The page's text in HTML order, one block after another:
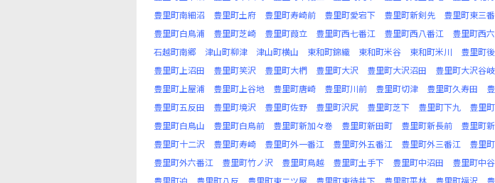
豊里町南細沼
豊里町土府 豊里町寿崎前 豊里町愛宕下 豊里町新剣先 豊里町東三
豊里町白鳥浦
豊里町芝崎 豊里町葭立 豊里町西七番江 豊里町西八番江 豊里町西
石越町南郷
津山町柳津 津山町横山 東和町錦織 東和町米谷 東和町米川 豊里町
豊里町上沼田
豊里町笑沢 豊里町大椚 豊里町大沢 豊里町大沢沼田 豊里町大沢谷岐
豊里町上屋浦
豊里町上谷地 豊里町唐崎 豊里町川前 豊里町切津 豊里町久寿田
豊里町五反田
豊里町境沢 豊里町佐野 豊里町沢尻 豊里町芝下 豊里町下九 豊里
豊里町白鳥山
豊里町白鳥前 豊里町新加々巻 豊里町新田町 豊里町新長前 豊里町
豊里町十二沢
豊里町寿崎 豊里町外一番江 豊里町外五番江 豊里町外三番江 豊里
豊里町外六番江
豊里町竹ノ沢 豊里町鳥越 豊里町土手下 豊里町中沼田 豊里町中
豊里町迫
豊里町八反 豊里町東二ツ屋 豊里町東待井下 豊里町平林 豊里町福沢